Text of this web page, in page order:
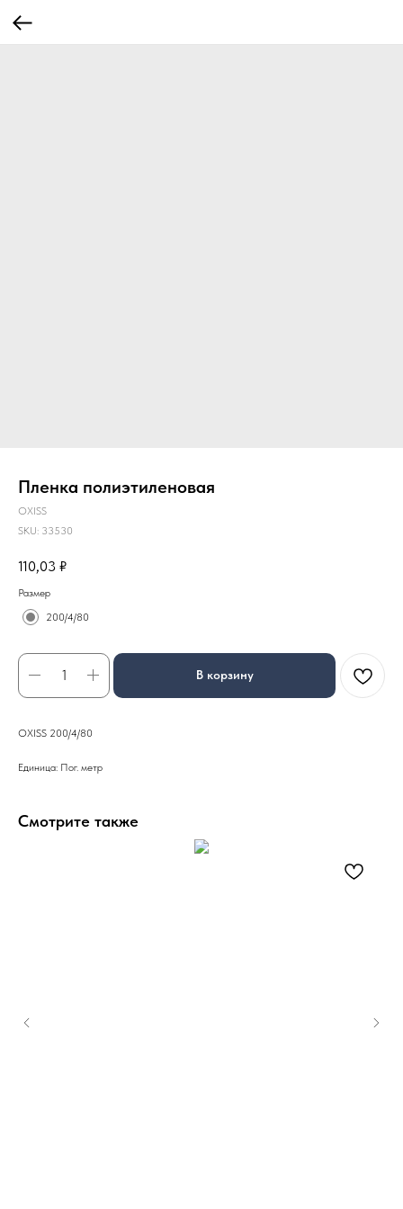
Пленка полиэтиленовая
OXISS
SKU: 33530
110,03 ₽
Размер
200/4/80
В корзину
OXISS 200/4/80
Единица: Пог. метр
Смотрите также